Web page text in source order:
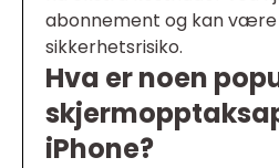
abonnement og kan
sikkerhetsrisiko.
Hva er noen
iPhone?